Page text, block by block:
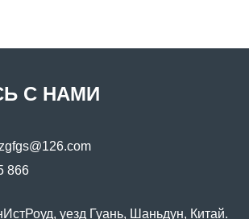
С НАМИ
866
уезд Гуань, Шаньдун, Китай.